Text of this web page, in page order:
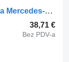
Mercedes-Benz Actros MP2/MP3 1832 (01.02-) 4721729010 pneumatski ventil za Mercedes-Benz Actros, Axor MP1, MP2, MP3 (1996-2014) tegljača
38,71 €
Bez PDV-a